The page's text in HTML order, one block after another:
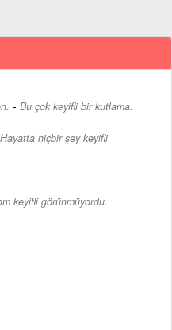
- Bu çok keyifli bir kutlama.
Hayatta hiçbir şey keyifli
keyifli görünmüyordu.